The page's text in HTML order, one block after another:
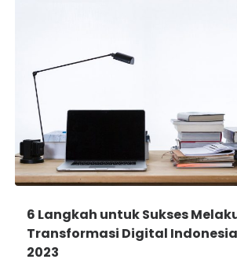
6 Langkah untuk Sukses
Transformasi Digital
2023